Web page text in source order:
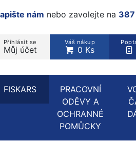
nám nebo zavolejte na
Přihlásit se
Můj účet
Váš nákup
0 Ks
kategorie...
FISKARS
PRACOVNÍ
ODĚVY A
OCHRANNÉ
POMŮCKY